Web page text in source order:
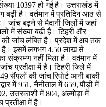
10397 हो गई है। उत्तराखंड में
है। वर्तमान में प्रतिदिन आठ से
जांच बढ़ने से मैदानी जिलों में जहां
में संख्या बढ़ी है। टिहरी और
की जांच लंबित है। प्रदेश में अब तक
है। इसमें लगभग 4.50 लाख से
संक्रमण नहीं मिला है। वर्तमान में
प्रतीक्षा में है। टिहरी जिले में
सैंपलों की जांच रिपोर्ट आनी बाकी
में 951, नैनीताल में 659, पौड़ी में
उत्तरकाशी में 804, अल्मोड़ा में
में है।